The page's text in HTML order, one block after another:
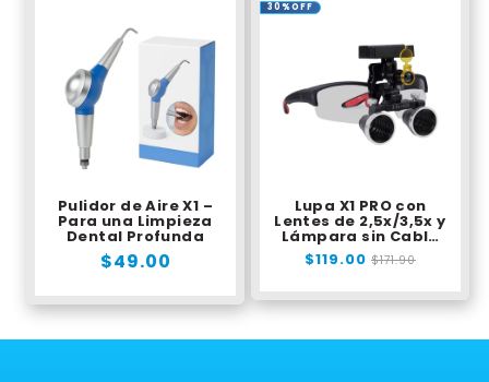
Pulidor de Aire X1 –
Para una Limpieza
Dental Profunda
Precio
$49.00
30%OFF
Lupa X1 PRO con
Lentes de 2,5x/3,5x y
Lámpara sin Cable
Recargable
Precio
$119.00 Precio
oferta
$171.90